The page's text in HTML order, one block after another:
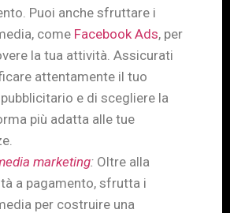
Puoi anche sfruttare i
come Facebook Ads, per
la tua attività. Assicurati
attentamente il tuo
e di scegliere la
più adatta alle tue
marketing: Oltre alla
a pagamento, sfrutta i
per costruire una